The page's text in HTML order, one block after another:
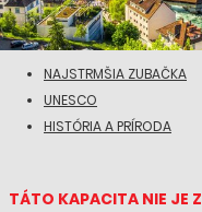
NAJSTRMŠIA ZUBAČKA
UNESCO
HISTÓRIA A PRÍRODA
TÁTO KAPACITA NIE JE